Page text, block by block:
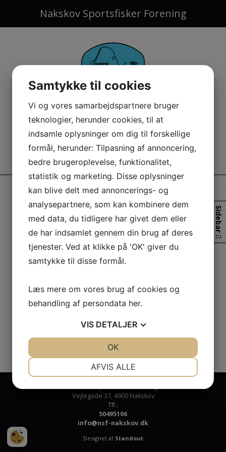
indholdet
Nakskov Sportsfisker Forening
TIBERED DIN FISK (25-04-
2012)
Sidebar
Vejlegade 37, 4900 Nakskov
Tlf.:
50495106
info@nsf-nakskov.dk
Designet af Standout
Samtykke til cookies
Vi og vores samarbejdspartnere bruger
teknologier, herunder cookies, til at
indsamle oplysninger om dig til forskellige
formål, herunder: Tilpasning af annoncering,
bedre brugeroplevelse, funktionalitet,
statistik og marketing. Disse oplysninger
kan blive delt med annoncerings- og
analysepartnere, som kan kombinere dem
med data, du tidligere har givet dem eller
de har indsamlet gennem din brug af deres
tjenester. Ved at klikke på 'OK' giver du
samtykke til disse formål.
Læs mere om vores brug af cookies og
behandling af persondata her.
VIS DETALJER
MARKETING STATISTIK
AFVIS ALLE
OK